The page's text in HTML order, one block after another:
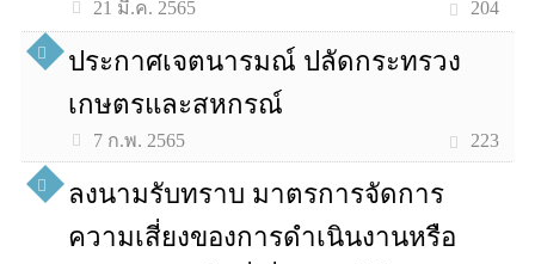
21 มี.ค. 2565 204
ประกาศเจตนารมณ์ ปลัดกระทรวง
เกษตรและสหกรณ์
7 ก.พ. 2565 223
ลงนามรับทราบ มาตรการจัดการ
ความเสี่ยงของการดำเนินงานหรือ